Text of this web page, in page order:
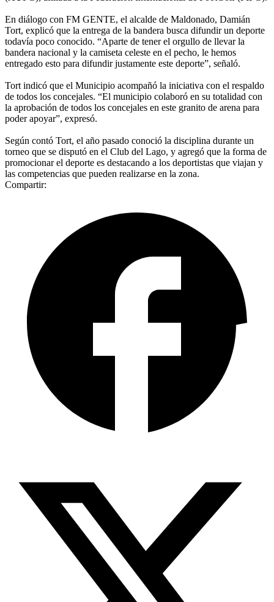
En diálogo con FM GENTE, el alcalde de Maldonado, Damián
Tort, explicó que la entrega de la bandera busca difundir un deporte
todavía poco conocido. “Aparte de tener el orgullo de llevar la
bandera nacional y la camiseta celeste en el pecho, le hemos
entregado esto para difundir justamente este deporte”, señaló.
Tort indicó que el Municipio acompañó la iniciativa con el respaldo
de todos los concejales. “El municipio colaboró en su totalidad con
la aprobación de todos los concejales en este granito de arena para
poder apoyar”, expresó.
Según contó Tort, el año pasado conoció la disciplina durante un
torneo que se disputó en el Club del Lago, y agregó que la forma de
promocionar el deporte es destacando a los deportistas que viajan y
las competencias que pueden realizarse en la zona.
Compartir: